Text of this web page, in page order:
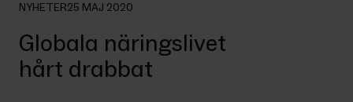
NYHETER25 MAJ 2020
Globala näringslivet
hårt drabbat